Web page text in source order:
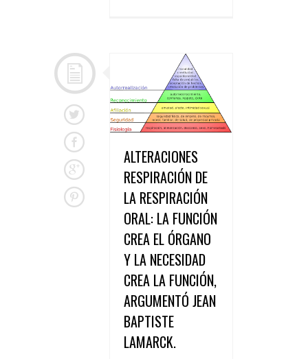
ALTERACIONES
RESPIRACIÓN DE
LA RESPIRACIÓN
ORAL: LA FUNCIÓN
CREA EL ÓRGANO
Y LA NECESIDAD
CREA LA FUNCIÓN,
ARGUMENTÓ JEAN
BAPTISTE
LAMARCK.